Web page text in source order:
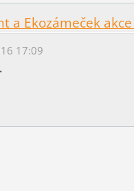
a Ekozámeček
17:09